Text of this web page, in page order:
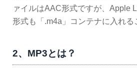
ァイルはAAC形式ですが、Apple
形式も「.m4a」コンテナに入れる
2、MP3とは？